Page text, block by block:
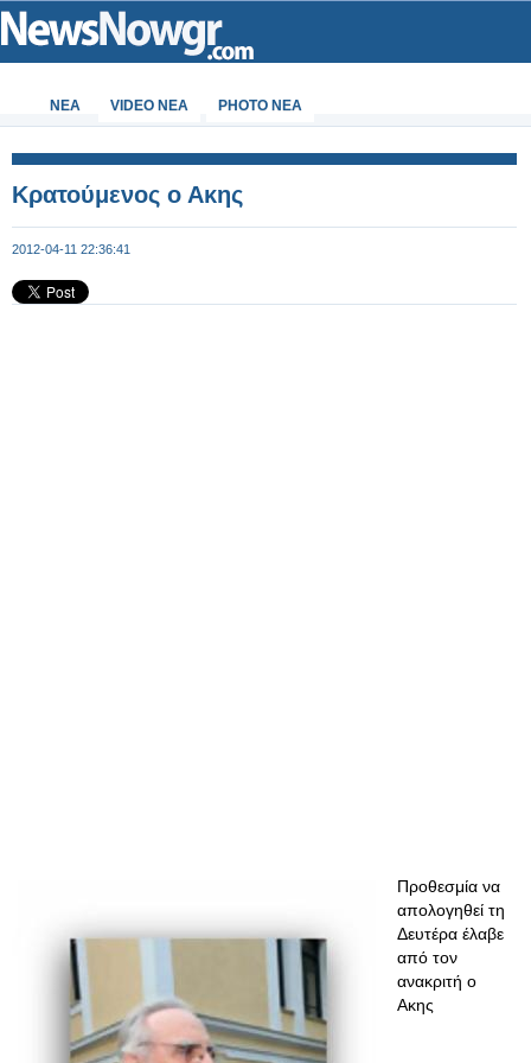
ΝΕΑ VIDEO NEA PHOTO NEA
Κρατούμενος ο Ακης
2012-04-11 22:36:41
Προθεσμία να
απολογηθεί τη
Δευτέρα έλαβε
από τον
ανακριτή ο
Ακης